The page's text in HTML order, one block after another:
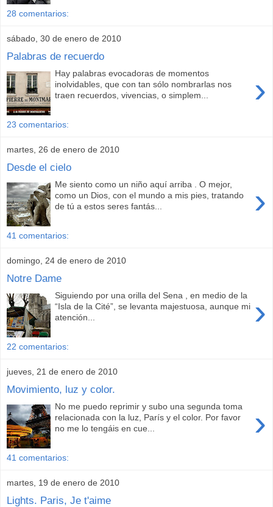
28 comentarios:
sábado, 30 de enero de 2010
Palabras de recuerdo
›
Hay palabras evocadoras de momentos
inolvidables, que con tan sólo nombrarlas nos
traen recuerdos, vivencias, o simplem...
23 comentarios:
martes, 26 de enero de 2010
Desde el cielo
›
Me siento como un niño aquí arriba . O mejor,
como un Dios, con el mundo a mis pies, tratando
de tú a estos seres fantás...
41 comentarios:
domingo, 24 de enero de 2010
Notre Dame
›
Siguiendo por una orilla del Sena , en medio de la
“Isla de la Cité”, se levanta majestuosa, aunque mi
atención...
22 comentarios:
jueves, 21 de enero de 2010
Movimiento, luz y color.
›
No me puedo reprimir y subo una segunda toma
relacionada con la luz, París y el color. Por favor
no me lo tengáis en cue...
41 comentarios:
martes, 19 de enero de 2010
Lights. Paris, Je t'aime